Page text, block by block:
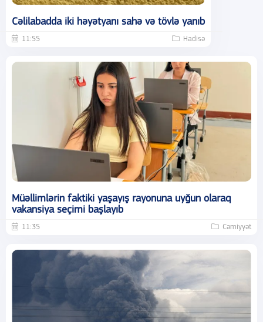
Cəlilabadda iki həyətyanı sahə və tövlə yanıb
11:55 Hadisə
Müəllimlərin faktiki yaşayış rayonuna uyğun olaraq
vakansiya seçimi başlayıb
11:35 Cəmiyyət